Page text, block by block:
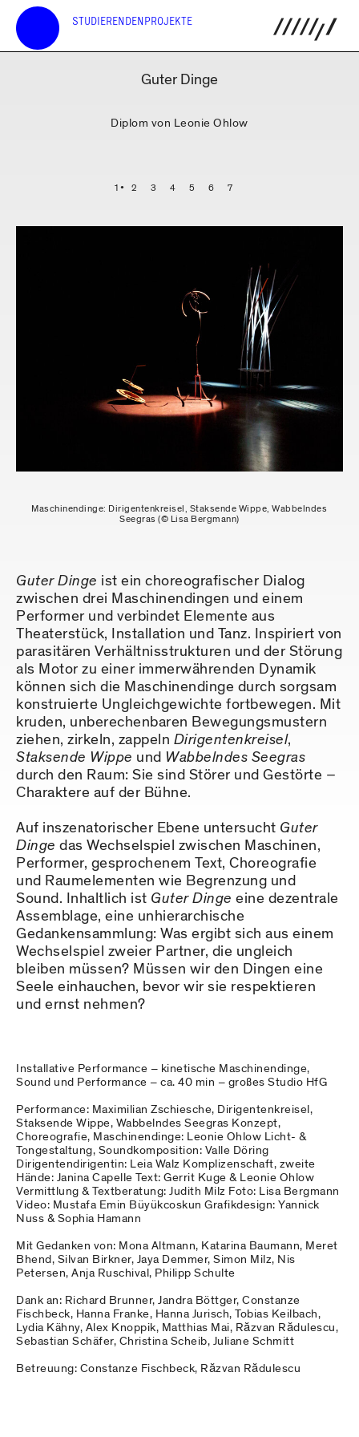
STUDIERENDENPROJEKTE
Guter Dinge
Diplom von Leonie Ohlow
1 2 3 4 5 6 7
Maschinendinge: Dirigentenkreisel, Staksende Wippe, Wabbelndes
Seegras (© Lisa Bergmann)
Guter Dinge ist ein choreografischer Dialog
zwischen drei Maschinendingen und einem
Performer und verbindet Elemente aus
Theaterstück, Installation und Tanz. Inspiriert von
parasitären Verhältnisstrukturen und der Störung
als Motor zu einer immerwährenden Dynamik
können sich die Maschinendinge durch sorgsam
konstruierte Ungleichgewichte fortbewegen. Mit
kruden, unberechenbaren Bewegungsmustern
ziehen, zirkeln, zappeln Dirigentenkreisel,
Staksende Wippe und Wabbelndes Seegras
durch den Raum: Sie sind Störer und Gestörte –
Charaktere auf der Bühne.
Auf inszenatorischer Ebene untersucht Guter
Dinge das Wechselspiel zwischen Maschinen,
Performer, gesprochenem Text, Choreografie
und Raumelementen wie Begrenzung und
Sound. Inhaltlich ist Guter Dinge eine dezentrale
Assemblage, eine unhierarchische
Gedankensammlung: Was ergibt sich aus einem
Wechselspiel zweier Partner, die ungleich
bleiben müssen? Müssen wir den Dingen eine
Seele einhauchen, bevor wir sie respektieren
und ernst nehmen?
Installative Performance – kinetische Maschinendinge,
Sound und Performance – ca. 40 min – großes Studio HfG
Performance: Maximilian Zschiesche, Dirigentenkreisel,
Staksende Wippe, Wabbelndes Seegras Konzept,
Choreografie, Maschinendinge: Leonie Ohlow Licht- &
Tongestaltung, Soundkomposition: Valle Döring
Dirigentendirigentin: Leia Walz Komplizenschaft, zweite
Hände: Janina Capelle Text: Gerrit Kuge & Leonie Ohlow
Vermittlung & Textberatung: Judith Milz Foto: Lisa Bergmann
Video: Mustafa Emin Büyükcoskun Grafikdesign: Yannick
Nuss & Sophia Hamann
Mit Gedanken von: Mona Altmann, Katarina Baumann, Meret
Bhend, Silvan Birkner, Jaya Demmer, Simon Milz, Nis
Petersen, Anja Ruschival, Philipp Schulte
Dank an: Richard Brunner, Jandra Böttger, Constanze
Fischbeck, Hanna Franke, Hanna Jurisch, Tobias Keilbach,
Lydia Kähny, Alex Knoppik, Matthias Mai, Răzvan Rădulescu,
Sebastian Schäfer, Christina Scheib, Juliane Schmitt
Betreuung: Constanze Fischbeck, Răzvan Rădulescu